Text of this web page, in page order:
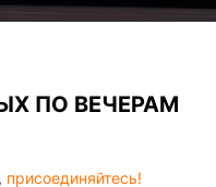
ПО ВЕЧЕРАМ
присоединяйтесь!